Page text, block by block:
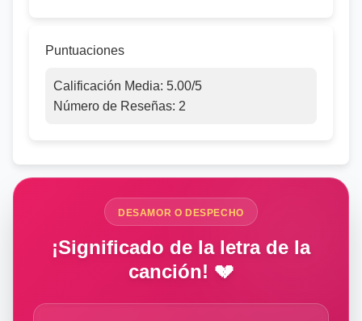
Puntuaciones
Calificación Media: 5.00/5
Número de Reseñas: 2
DESAMOR O DESPECHO
¡Significado de la letra de la
canción! 💔